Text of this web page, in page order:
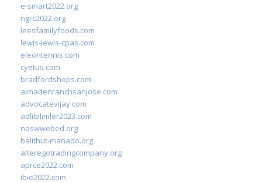
e-smart2022.org
ngrc2022.org
leesfamilyfoods.com
lewis-lewis-cpas.com
eleontennis.com
cyetus.com
bradfordshops.com
almadenranchsanjose.com
advocatevijay.com
adlibilimler2023.com
naswwebed.org
balithut-manado.org
alteregotradingcompany.org
aprce2022.com
ibie2022.com